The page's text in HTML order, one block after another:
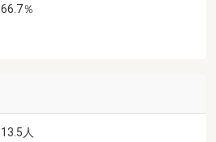
66.7％
13.5人